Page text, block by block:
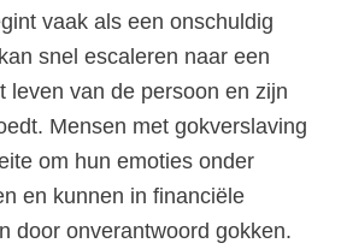
vaak als een onschuldig
snel escaleren naar een
leven van de persoon en zijn
Mensen met gokverslaving
om hun emoties onder
en kunnen in financiële
door onverantwoord gokken.